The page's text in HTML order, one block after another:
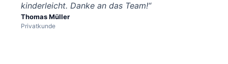
kinderleicht. Danke an das Team!“
Thomas Müller
Privatkunde